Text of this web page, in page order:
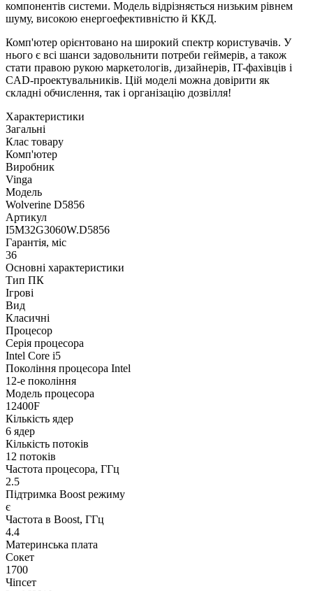
компонентів системи. Модель відрізняється низьким рівнем
шуму, високою енергоефективністю й ККД.
Комп'ютер орієнтовано на широкий спектр користувачів. У
нього є всі шанси задовольнити потреби геймерів, а також
стати правою рукою маркетологів, дизайнерів, IT-фахівців і
CAD-проектувальників. Цій моделі можна довірити як
складні обчислення, так і організацію дозвілля!
Характеристики
Загальні
Клас товару
Комп'ютер
Виробник
Vinga
Модель
Wolverine D5856
Артикул
I5M32G3060W.D5856
Гарантія, міс
36
Основні характеристики
Тип ПК
Ігрові
Вид
Класичні
Процесор
Серія процесора
Intel Core i5
Покоління процесора Intel
12-е покоління
Модель процесора
12400F
Кількість ядер
6 ядер
Кількість потоків
12 потоків
Частота процесора, ГГц
2.5
Підтримка Boost режиму
є
Частота в Boost, ГГц
4.4
Материнська плата
Сокет
1700
Чіпсет